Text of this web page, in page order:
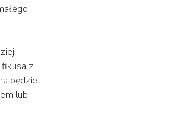
z
będzie
lub